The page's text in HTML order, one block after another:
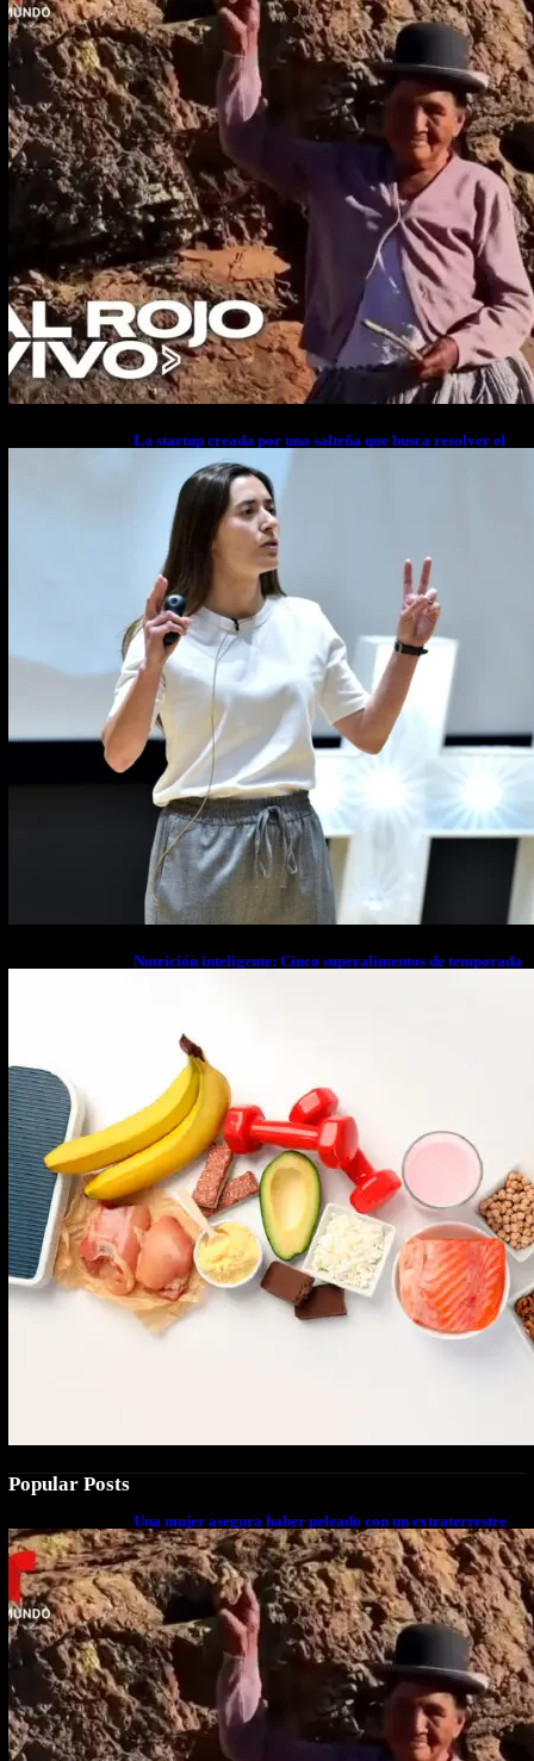
La startup creada por una salteña que busca resolver el
estrés financiero en Latinoamérica
Nutrición inteligente: Cinco superalimentos de temporada
Popular Posts
Una mujer asegura haber peleado con un extraterrestre
cuerpo a cuerpo